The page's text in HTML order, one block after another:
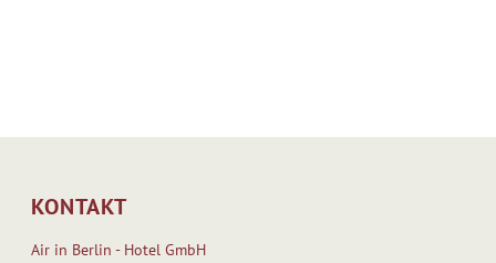
KONTAKT
Air in Berlin - Hotel GmbH